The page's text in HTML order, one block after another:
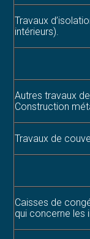
Travaux
intérieurs).
Autres travaux
Construction
Travaux de
Caisses de
qui concerne les